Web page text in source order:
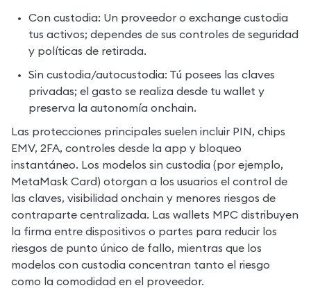
Con custodia: Un proveedor o exchange custodia
tus activos; dependes de sus controles de seguridad
y políticas de retirada.
Sin custodia/autocustodia: Tú posees las claves
privadas; el gasto se realiza desde tu wallet y
preserva la autonomía onchain.
Las protecciones principales suelen incluir PIN, chips
EMV, 2FA, controles desde la app y bloqueo
instantáneo. Los modelos sin custodia (por ejemplo,
MetaMask Card) otorgan a los usuarios el control de
las claves, visibilidad onchain y menores riesgos de
contraparte centralizada. Las wallets MPC distribuyen
la firma entre dispositivos o partes para reducir los
riesgos de punto único de fallo, mientras que los
modelos con custodia concentran tanto el riesgo
como la comodidad en el proveedor.